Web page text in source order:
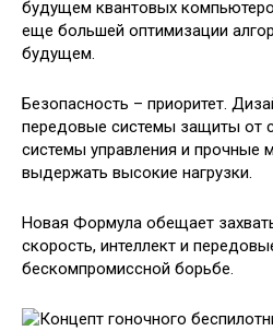
будущем квантовых
еще большей оптимизации
будущем.
Безопасность – приоритет.
передовые системы защиты от
системы управления и прочные
выдержать высокие нагрузки.
Новая Формула обещает
скорость, интеллект и
бескомпромиссной борьбе.